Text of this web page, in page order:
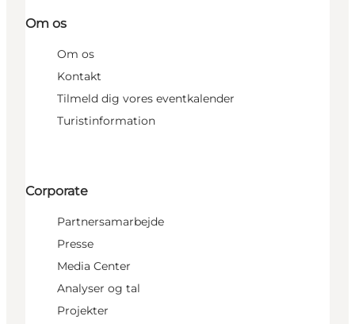
Om os
Om os
Kontakt
Tilmeld dig vores eventkalender
Turistinformation
Corporate
Partnersamarbejde
Presse
Media Center
Analyser og tal
Projekter